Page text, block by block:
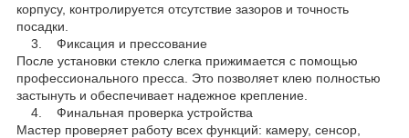
корпусу, контролируется отсутствие зазоров и точность
посадки.
3. Фиксация и прессование
После установки стекло слегка прижимается с помощью
профессионального пресса. Это позволяет клею полностью
застынуть и обеспечивает надежное крепление.
4. Финальная проверка устройства
Мастер проверяет работу всех функций: камеру, сенсор,